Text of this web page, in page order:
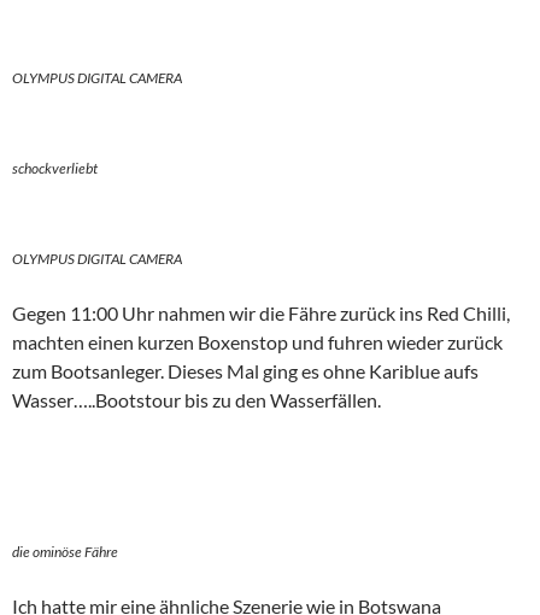
OLYMPUS DIGITAL CAMERA
schockverliebt
OLYMPUS DIGITAL CAMERA
Gegen 11:00 Uhr nahmen wir die Fähre zurück ins Red Chilli,
machten einen kurzen Boxenstop und fuhren wieder zurück
zum Bootsanleger. Dieses Mal ging es ohne Kariblue aufs
Wasser…..Bootstour bis zu den Wasserfällen.
die ominöse Fähre
Ich hatte mir eine ähnliche Szenerie wie in Botswana